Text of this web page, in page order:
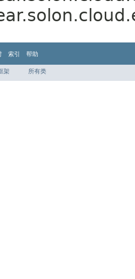
索引 帮助
架 所有类